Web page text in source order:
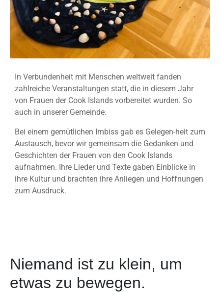
In Verbundenheit mit Menschen weltweit fanden
zahlreiche Veranstaltungen statt, die in diesem Jahr
von Frauen der Cook Islands vorbereitet wurden. So
auch in unserer Gemeinde.
Bei einem gemütlichen Imbiss gab es Gelegen-heit zum
Austausch, bevor wir gemeinsam die Gedanken und
Geschichten der Frauen von den Cook Islands
aufnahmen. Ihre Lieder und Texte gaben Einblicke in
ihre Kultur und brachten ihre Anliegen und Hoffnungen
zum Ausdruck.
Niemand ist zu klein, um
etwas zu bewegen.